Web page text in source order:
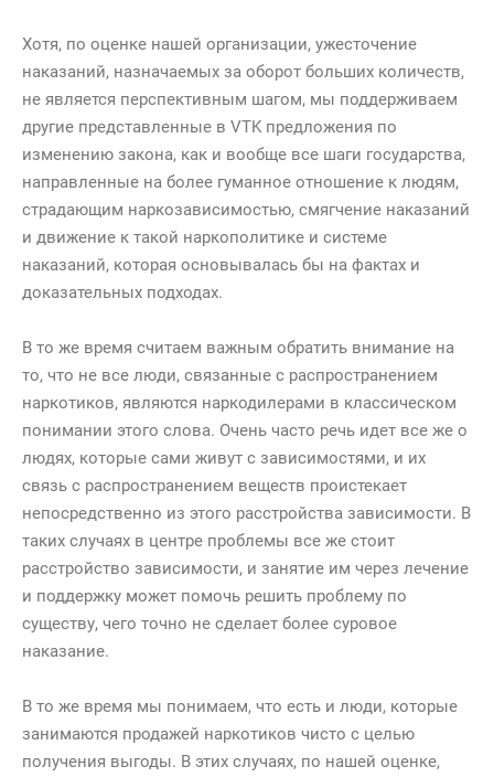
Хотя, по оценке нашей организации, ужесточение
наказаний, назначаемых за оборот больших количеств,
не является перспективным шагом, мы поддерживаем
другие представленные в VTK предложения по
изменению закона, как и вообще все шаги государства,
направленные на более гуманное отношение к людям,
страдающим наркозависимостью, смягчение наказаний
и движение к такой наркополитике и системе
наказаний, которая основывалась бы на фактах и
доказательных подходах.
В то же время считаем важным обратить внимание на
то, что не все люди, связанные с распространением
наркотиков, являются наркодилерами в классическом
понимании этого слова. Очень часто речь идет все же о
людях, которые сами живут с зависимостями, и их
связь с распространением веществ проистекает
непосредственно из этого расстройства зависимости. В
таких случаях в центре проблемы все же стоит
расстройство зависимости, и занятие им через лечение
и поддержку может помочь решить проблему по
существу, чего точно не сделает более суровое
наказание.
В то же время мы понимаем, что есть и люди, которые
занимаются продажей наркотиков чисто с целью
получения выгоды. В этих случаях, по нашей оценке,